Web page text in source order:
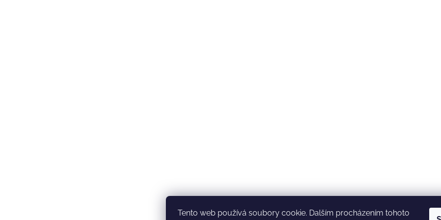
Tento web používá soubory cookie. Dalším procházením tohoto